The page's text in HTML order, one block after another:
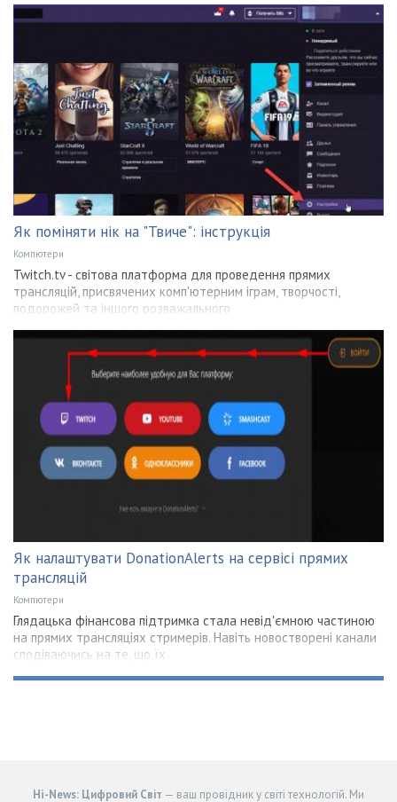
Як поміняти нік на "Твиче": інструкція
Компютери
Twitch.tv - світова платформа для проведення прямих
трансляцій, присвячених комп'ютерним іграм, творчості,
подорожей та іншого розважального
Як налаштувати DonationAlerts на сервісі прямих
трансляцій
Компютери
Глядацька фінансова підтримка стала невід'ємною частиною
на прямих трансляціях стримерів. Навіть новостворені канали
сподіваючись на те, що їх
Hi-News: Цифровий Світ — ваш провідник у світі технологій. Ми